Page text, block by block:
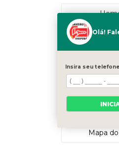
Quem
Mapa
Olá!
Insira seu telefone